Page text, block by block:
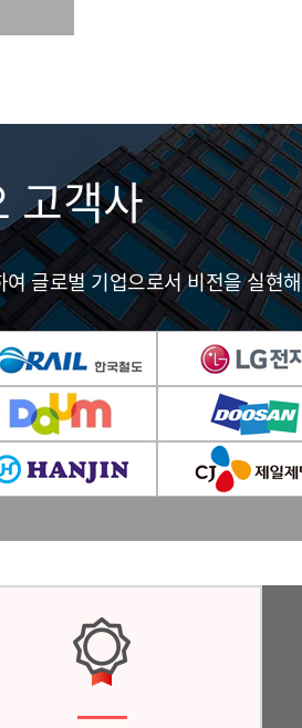
고객사
글로벌 기업으로서 비전을 실현